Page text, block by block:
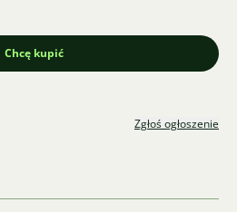
Chcę kupić
Zgłoś ogłoszenie